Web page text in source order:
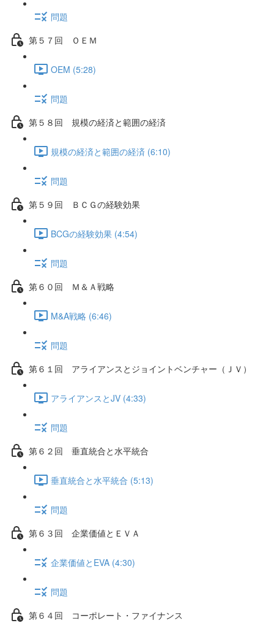
問題
第５７回 ＯＥＭ
OEM (5:28)
問題
第５８回 規模の経済と範囲の経済
規模の経済と範囲の経済 (6:10)
問題
第５９回 ＢＣＧの経験効果
BCGの経験効果 (4:54)
問題
第６０回 Ｍ＆Ａ戦略
M&A戦略 (6:46)
問題
第６１回 アライアンスとジョイントベンチャー（ＪＶ）
アライアンスとJV (4:33)
問題
第６２回 垂直統合と水平統合
垂直統合と水平統合 (5:13)
問題
第６３回 企業価値とＥＶＡ
企業価値とEVA (4:30)
問題
第６４回 コーポレート・ファイナンス